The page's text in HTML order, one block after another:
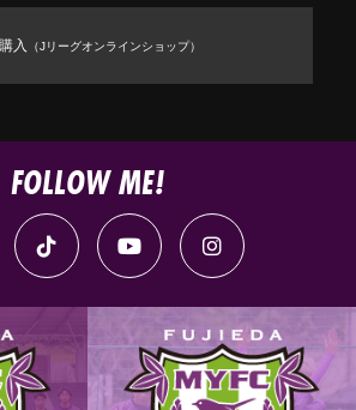
入 （Jリーグオンラインショップ）
FOLLOW ME!